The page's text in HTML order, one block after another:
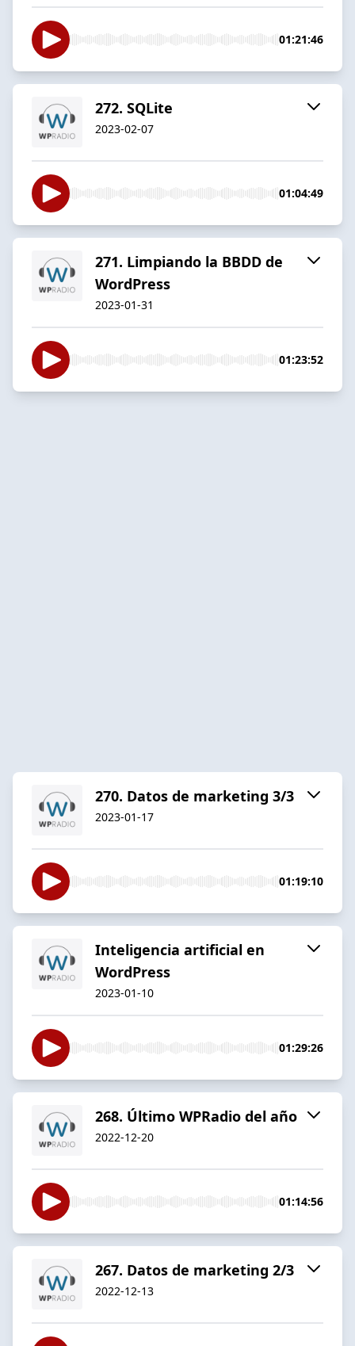
01:21:46
272. SQLite
2023-02-07
01:04:49
271. Limpiando la BBDD de
WordPress
2023-01-31
01:23:52
270. Datos de marketing 3/3
2023-01-17
01:19:10
Inteligencia artificial en
WordPress
2023-01-10
01:29:26
268. Último WPRadio del año
2022-12-20
01:14:56
267. Datos de marketing 2/3
2022-12-13